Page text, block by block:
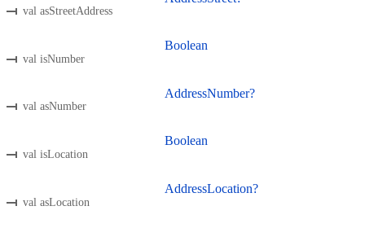
val asStreetAddress
val isNumber
Boolean
val asNumber
AddressNumber?
val isLocation
Boolean
val asLocation
AddressLocation?